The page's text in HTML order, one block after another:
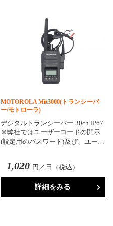
MOTOROLA Mit3000(トランシーバ
ー/モトローラ)
デジタルトランシーバー 30ch IP67
※弊社ではユーザーコードの開示
(設定用のパスワード)及び、ユー…
1,020 円／日（税込）
詳細をみる